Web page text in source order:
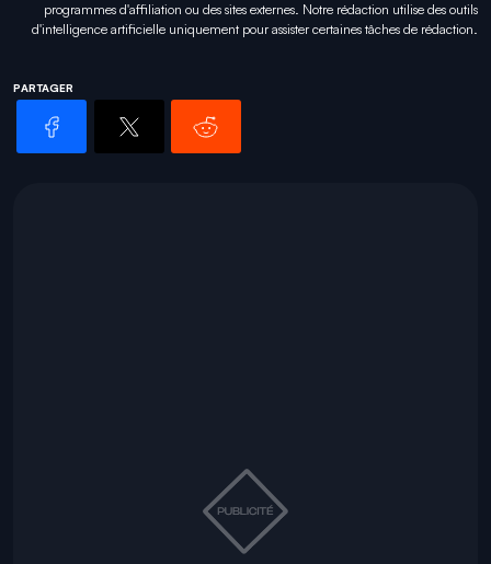
programmes d'affiliation ou des sites externes. Notre rédaction utilise des outils
d'intelligence artificielle uniquement pourassister certaines tâches de rédaction.
PARTAGER